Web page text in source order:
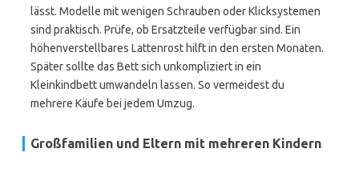
lässt. Modelle mit wenigen Schrauben oder Klicksystemen
sind praktisch. Prüfe, ob Ersatzteile verfügbar sind. Ein
höhenverstellbares Lattenrost hilft in den ersten Monaten.
Später sollte das Bett sich unkompliziert in ein
Kleinkindbett umwandeln lassen. So vermeidest du
mehrere Käufe bei jedem Umzug.
Großfamilien und Eltern mit mehreren Kindern